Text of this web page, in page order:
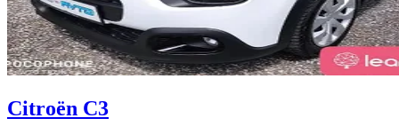
Citroën C3